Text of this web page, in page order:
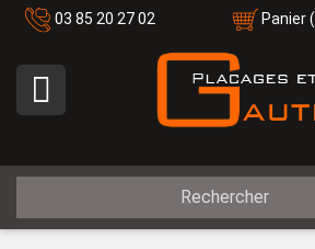
03 85 20 27 02 Panier
